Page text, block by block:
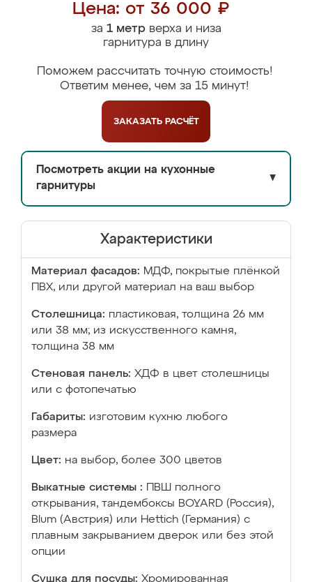
Цена: от 36 000 ₽
за 1 метрверха и низа
гарнитура в длину
Поможем рассчитать точную стоимость!
Ответим менее, чем за 15 минут!
ЗАКАЗАТЬ РАСЧЁТ
Посмотреть акции на кухонные
гарнитуры
▼
Характеристики
Материал фасадов: МДФ, покрытые плёнкой
ПВХ, или другой материал на ваш выбор
Столешница: пластиковая, толщина 26 мм
или 38 мм; из искусственного камня,
толщина 38 мм
Стеновая панель: ХДФ в цвет столешницы
или с фотопечатью
Габариты: изготовим кухню любого
размера
Цвет: на выбор, более 300 цветов
Выкатные системы :
ПВШ полного
открывания, тандембоксы BOYARD (Россия),
Blum (Австрия) или Hettich (Германия) с
плавным закрыванием дверок или без этой
опции
Сушка для посуды: Хромированная